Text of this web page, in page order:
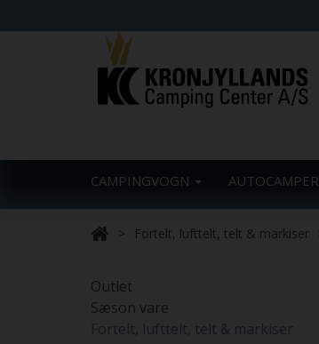
CAMPINGVOGN AUTOCAMPER
Fortelt, lufttelt, telt & markiser
Outlet
Sæson vare
Fortelt, lufttelt, telt & markiser